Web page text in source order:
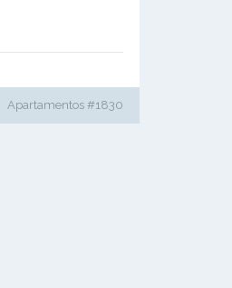
Apartamentos #1830